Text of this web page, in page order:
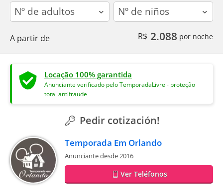
adults children
A partir de R$ 2.088 por noche
Locação 100% garantida
Anunciante verificado pelo TemporadaLivre - proteção
total antifraude
Pedir cotización!
Temporada Em Orlando
Anunciante desde 2016
Ver Teléfonos